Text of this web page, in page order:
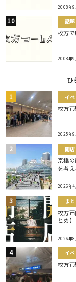
2008年9
話題
枚方
2008年9
ひ
イ
枚方
2025年9
開
京橋
を考え
2026年4
ま
枚方
とめ】
2026年8
イ
枚方